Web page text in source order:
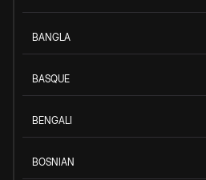
BANGLA
BASQUE
BENGALI
BOSNIAN